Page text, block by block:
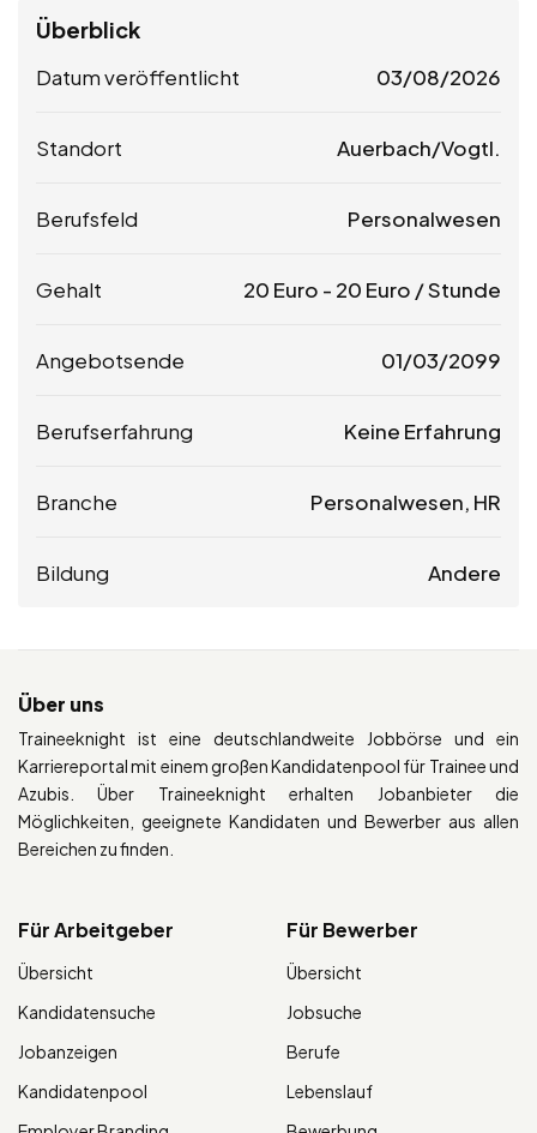
Überblick
Datum veröffentlicht 03/08/2026
Standort Auerbach/Vogtl.
Berufsfeld Personalwesen
Gehalt 20 Euro - 20 Euro / Stunde
Angebotsende 01/03/2099
Berufserfahrung Keine Erfahrung
Branche Personalwesen, HR
Bildung Andere
Über uns
Traineeknight ist eine deutschlandweite Jobbörse und ein
Karriereportal mit einem großen Kandidatenpool für Trainee und
Azubis. Über Traineeknight erhalten Jobanbieter die
Möglichkeiten, geeignete Kandidaten und Bewerber aus allen
Bereichen zu finden.
Für Arbeitgeber
Übersicht
Kandidatensuche
Jobanzeigen
Kandidatenpool
Für Bewerber
Übersicht
Jobsuche
Berufe
Lebenslauf